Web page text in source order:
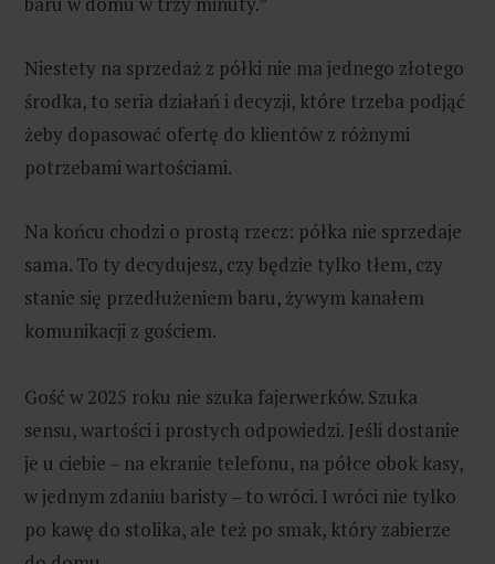
Niestety na sprzedaż z półki nie ma jednego złotego
środka, to seria działań i decyzji, które trzeba podjąć
żeby dopasować ofertę do klientów z różnymi
potrzebami wartościami.
Na końcu chodzi o prostą rzecz: półka nie sprzedaje
sama. To ty decydujesz, czy będzie tylko tłem, czy
stanie się przedłużeniem baru, żywym kanałem
komunikacji z gościem.
Gość w 2025 roku nie szuka fajerwerków. Szuka
sensu, wartości i prostych odpowiedzi. Jeśli dostanie
je u ciebie – na ekranie telefonu, na półce obok kasy,
w jednym zdaniu baristy – to wróci. I wróci nie tylko
po kawę do stolika, ale też po smak, który zabierze